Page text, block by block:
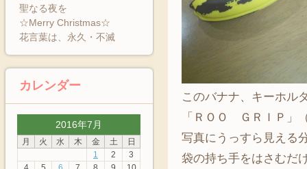
聖なる夜を
☆Merry Christmas☆
花言葉は、永久・不滅
カレンダー
2016年7月
月 火 水 木 金 土 日
1 2
3
このバナナ、キーホル
「ＲＯＯ ＧＲＩＰ」
写真にうっすら見える
袋の持ち手をはさむだ